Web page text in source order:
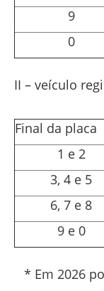
9
0
II – veículo
Final da placa
1 e 2
3, 4 e 5
6, 7 e 8
9 e 0
* Em 2026